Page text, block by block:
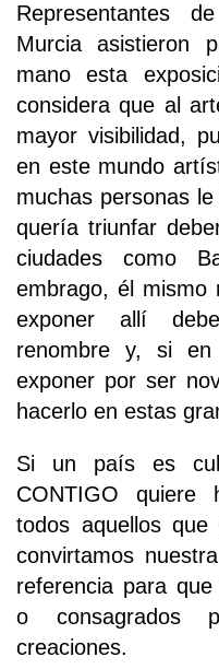
Representantes
Murcia asistieron
mano esta
considera que al
mayor visibilidad,
en este mundo
muchas personas
quería triunfar
ciudades como
embrago, él mismo
exponer allí
renombre y, si
exponer por ser
hacerlo en estas
Si un país es
CONTIGO quiere
todos aquellos
convirtamos
referencia para
o consagrados
creaciones.